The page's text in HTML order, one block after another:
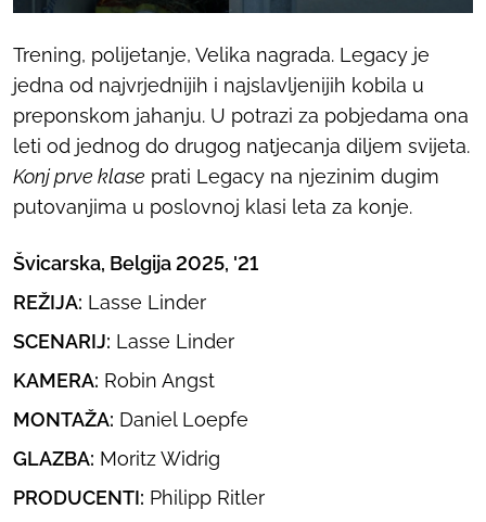
Trening, polijetanje, Velika nagrada. Legacy je
jedna od najvrjednijih i najslavljenijih kobila u
preponskom jahanju. U potrazi za pobjedama ona
leti od jednog do drugog natjecanja diljem svijeta.
Konj prve klase prati Legacy na njezinim dugim
putovanjima u poslovnoj klasi leta za konje.
Švicarska, Belgija 2025, '21
REŽIJA: Lasse Linder
SCENARIJ: Lasse Linder
KAMERA: Robin Angst
MONTAŽA: Daniel Loepfe
GLAZBA: Moritz Widrig
PRODUCENTI: Philipp Ritler